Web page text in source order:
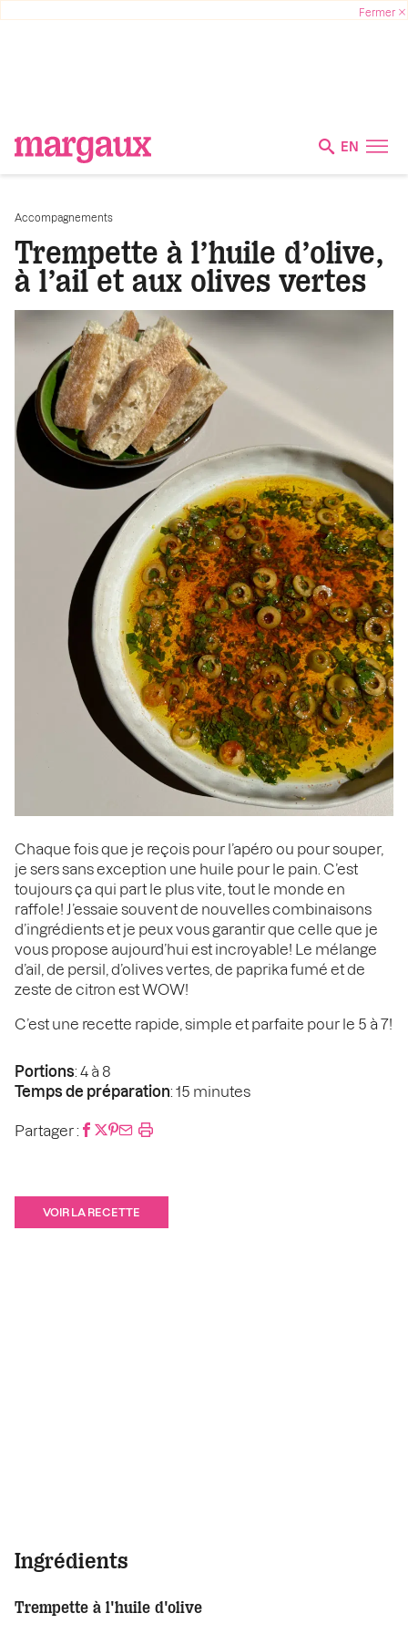
EN
Accompagnements
Trempette à l’huile d’olive,
à l’ail et aux olives vertes
Chaque fois que je reçois pour l’apéro ou pour souper,
je sers sans exception une huile pour le pain. C’est
toujours ça qui part le plus vite, tout le monde en
raffole! J’essaie souvent de nouvelles combinaisons
d’ingrédients et je peux vous garantir que celle que je
vous propose aujourd’hui est incroyable! Le mélange
d’ail, de persil, d’olives vertes, de paprika fumé et de
zeste de citron est WOW!
C’est une recette rapide, simple et parfaite pour le 5 à 7!
Portions: 4 à 8
Temps de préparation: 15 minutes
Partager :
VOIR LA RECETTE
Ingrédients
Trempette à l'huile d'olive